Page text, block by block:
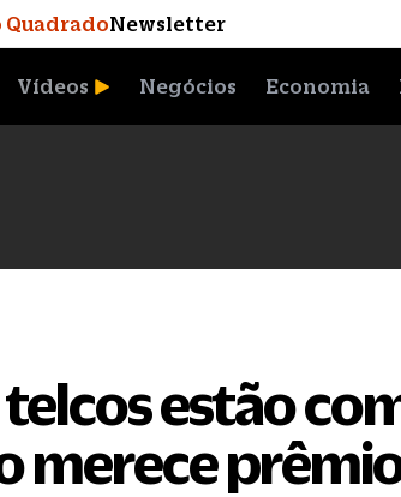
QuadradoNewsletter
Vídeos Negócios Economia
estão
merece